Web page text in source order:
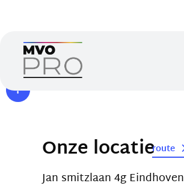
Onze locatieroute
Jan smitzlaan 4g Eindhoven